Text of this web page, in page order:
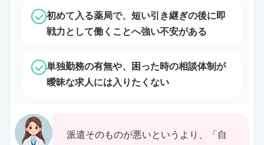
初めて入る薬局で、短い引き継ぎの後に即
戦力として働くことへ強い不安がある
単独勤務の有無や、困った時の相談体制が
曖昧な求人には入りたくない
派遣そのものが悪いというより、「自